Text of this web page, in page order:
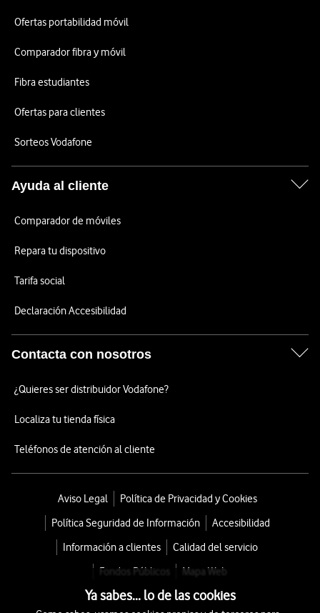
Ofertas portabilidad móvil
Comparador fibra y móvil
Fibra estudiantes
Ofertas para clientes
Sorteos Vodafone
Ayuda al cliente
Comparador de móviles
Repara tu dispositivo
Tarifa social
Declaración Accesibilidad
Contacta con nosotros
¿Quieres ser distribuidor Vodafone?
Localiza tu tienda física
Teléfonos de atención al cliente
Aviso Legal
Política de Privacidad y Cookies
Política Seguridad de Información
Accesibilidad
Información a clientes
Calidad del servicio
Fondos Públicos
Mapa Web
Ya sabes... lo de las cookies